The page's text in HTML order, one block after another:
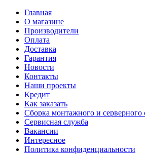
Главная
О магазине
Производители
Оплата
Доставка
Гарантия
Новости
Контакты
Наши проекты
Кредит
Как заказать
Сборка монтажного и серверного
Сервисная служба
Вакансии
Интересное
Политика конфиденциальности